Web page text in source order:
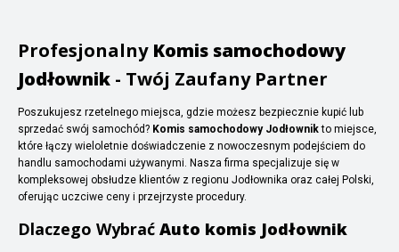
Profesjonalny Komis samochodowy
Jodłownik - Twój Zaufany Partner
Poszukujesz rzetelnego miejsca, gdzie możesz bezpiecznie kupić lub
sprzedać swój samochód? Komis samochodowy Jodłownikto miejsce,
które łączy wieloletnie doświadczenie z nowoczesnym podejściem do
handlu samochodami używanymi. Nasza firma specjalizuje się w
kompleksowej obsłudze klientów z regionu Jodłownika oraz całej Polski,
oferując uczciwe ceny i przejrzyste procedury.
Dlaczego Wybrać Auto komis Jodłownik